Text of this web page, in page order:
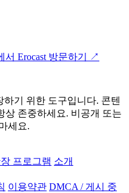
서 Erocast 방문하기 ↗
기 위한 도구입니다. 콘텐
상 존중하세요. 비공개 또는
세요.
프로그램 소개
이용약관 DMCA / 게시 중